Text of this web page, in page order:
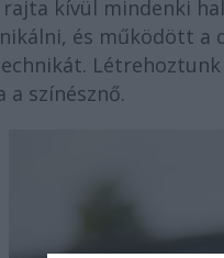
kívül mindenki
és működött a
színésznő.